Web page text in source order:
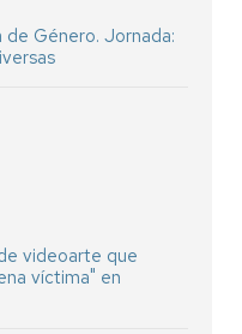
de Género. Jornada:
videoarte que
víctima" en